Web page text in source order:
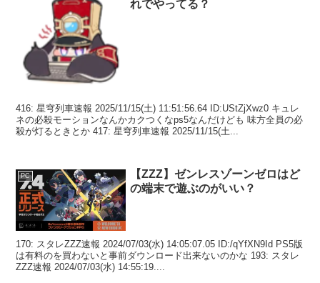
れでやってる？
416: 星穹列車速報 2025/11/15(土) 11:51:56.64 ID:UStZjXwz0 キュレ
ネの必殺モーションなんかカクつくなps5なんだけども 味方全員の必
殺が灯るときとか 417: 星穹列車速報 2025/11/15(土...
PC
【ZZZ】ゼンレスゾーンゼロはど
の端末で遊ぶのがいい？
170: スタレZZZ速報 2024/07/03(水) 14:05:07.05 ID:/qYfXN9Id PS5版
は有料のを買わないと事前ダウンロード出来ないのかな 193: スタレ
ZZZ速報 2024/07/03(水) 14:55:19....